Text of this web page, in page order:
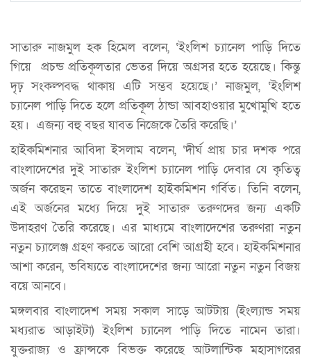
সাতারু নাজমুল হক হিমেল বলেন, ‘ইংলিশ চ্যানেল পাড়ি দিতে
গিয়ে প্রচন্ড প্রতিকূলতার ভেতর দিয়ে অগ্রসর হতে হয়েছে। কিন্তু
দৃঢ় সংকল্পবদ্ধ থাকায় এটি সম্ভব হয়েছে।’ নাজমুল, ‘ইংলিশ
চ্যানেল পাড়ি দিতে হলে প্রতিকূল ঠান্ডা আবহাওয়ার মুখোমুখি হতে
হয়। এজন্য বহু বছর যাবত নিজেকে তৈরি করেছি।’
হাইকমিশনার আবিদা ইসলাম বলেন, ‘দীর্ঘ প্রায় চার দশক পরে
বাংলাদেশের দুই সাতারু ইংলিশ চ্যানেল পাড়ি দেবার যে কৃতিত্ব
অর্জন করেছন তাতে বাংলাদেশ হাইকমিশন গর্বিত। তিনি বলেন,
এই অর্জনের মধ্যে দিয়ে দুই সাতারু তরুণদের জন্য একটি
উদাহরণ তৈরি করেছে। এর মাধ্যমে বাংলাদেশের তরুণরা নতুন
নতুন চ্যালেঞ্জ গ্রহণ করতে আরো বেশি আগ্রহী হবে। হাইকমিশনার
আশা করেন, ভবিষ্যতে বাংলাদেশের জন্য আরো নতুন নতুন বিজয়
বয়ে আনবে।
মঙ্গলবার বাংলাদেশ সময় সকাল সাড়ে আটটায় (ইংল্যান্ড সময়
মধ্যরাত আড়াইটা) ইংলিশ চ্যানেল পাড়ি দিতে নামেন তারা।
যুক্তরাজ্য ও ফ্রান্সকে বিভক্ত করেছে আটলান্টিক মহাসাগরের